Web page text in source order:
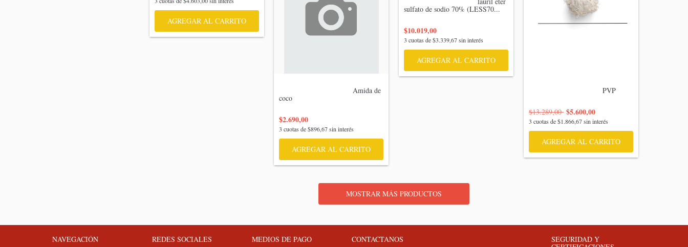
AGREGAR AL CARRITO
coco
$2.690,00
3 cuotas de$896,67sin interés
AGREGAR AL CARRITO
sulfato de sodio 70% (LESS70...
$10.019,00
3 cuotas de$3.339,67sin interés
AGREGAR AL CARRITO
$13.289,00 $5.600,00
3 cuotas de$1.866,67sin interés
AGREGAR AL CARRITO
MOSTRAR MÁS PRODUCTOS
NAVEGACIÓN REDES SOCIALES MEDIOS DE PAGO CONTACTANOS SEGURIDAD Y